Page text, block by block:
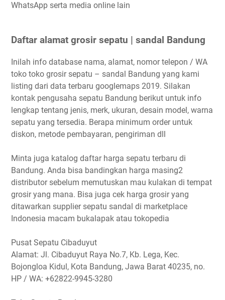
WhatsApp serta media online lain
Daftar alamat grosir sepatu | sandal Bandung
Inilah info database nama, alamat, nomor telepon / WA
toko toko grosir sepatu – sandal Bandung yang kami
listing dari data terbaru googlemaps 2019. Silakan
kontak pengusaha sepatu Bandung berikut untuk info
lengkap tentang jenis, merk, ukuran, desain model, warna
sepatu yang tersedia. Berapa minimum order untuk
diskon, metode pembayaran, pengiriman dll
Minta juga katalog daftar harga sepatu terbaru di
Bandung. Anda bisa bandingkan harga masing2
distributor sebelum memutuskan mau kulakan di tempat
grosir yang mana. Bisa juga cek harga grosir yang
ditawarkan supplier sepatu sandal di marketplace
Indonesia macam bukalapak atau tokopedia
Pusat Sepatu Cibaduyut
Alamat: Jl. Cibaduyut Raya No.7, Kb. Lega, Kec.
Bojongloa Kidul, Kota Bandung, Jawa Barat 40235, no.
HP / WA: +62822-9945-3280